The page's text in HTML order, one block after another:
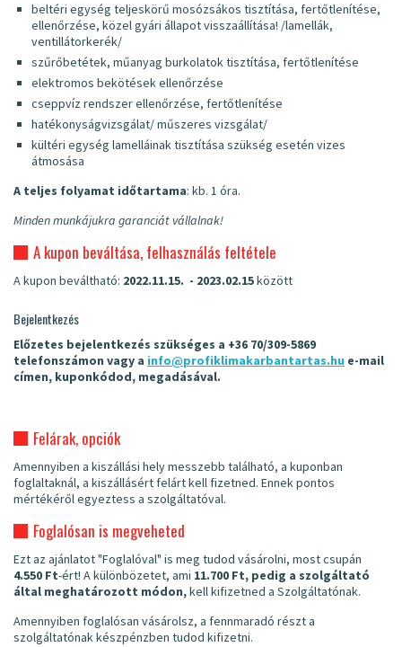
beltéri egység teljeskörű mosózsákos tisztítása, fertőtlenítése,
ellenőrzése, közel gyári állapot visszaállítása! /lamellák,
ventillátorkerék/
szűrőbetétek, műanyag burkolatok tisztítása, fertőtlenítése
elektromos bekötések ellenőrzése
cseppvíz rendszer ellenőrzése, fertőtlenítése
hatékonyságvizsgálat/ műszeres vizsgálat/
kültéri egység lamelláinak tisztítása szükség esetén vizes
átmosása
A teljes folyamat időtartama: kb. 1 óra.
Minden munkájukra garanciát vállalnak!
A kupon beváltása, felhasználás feltétele
A kupon beváltható: 2022.11.15. - 2023.02.15között
Bejelentkezés
Előzetes bejelentkezés szükséges a +36 70/309-5869
telefonszámon vagy a info@profiklimakarbantartas.hu e-mail
címen, kuponkódod, megadásával.
Felárak, opciók
Amennyiben a kiszállási hely messzebb található, a kuponban
foglaltaknál, a kiszállásért felárt kell fizetned. Ennek pontos
mértékéről egyeztess a szolgáltatóval.
Foglalósan is megveheted
Ezt az ajánlatot "Foglalóval" is meg tudod vásárolni, most csupán
4.550 Ft-ért! A különbözetet, ami 11.700 Ft, pedig a szolgáltató
által meghatározott módon,kell kifizetned a Szolgáltatónak.
Amennyiben foglalósan vásárolsz, a fennmaradó részt a
szolgáltatónak készpénzben tudod kifizetni.